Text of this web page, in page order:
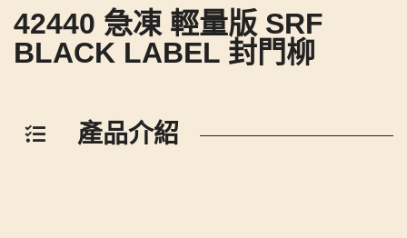
42440 急凍 輕量版 SRF
BLACK LABEL 封門柳
產品介紹